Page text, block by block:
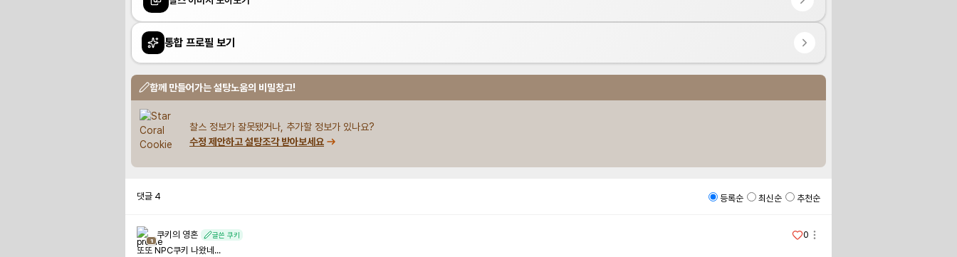
통합 프로필 보기
함께 만들어가는 설탕노움의 비밀창고!
찰스 정보가 잘못됐거나, 추가할 정보가 있나요?
수정 제안하고 설탕조각 받아보세요
댓글 4 등록순 최신순 추천순
1
쿠키의 영혼 글쓴 쿠키
0
또또 NPC쿠키 나왔네...